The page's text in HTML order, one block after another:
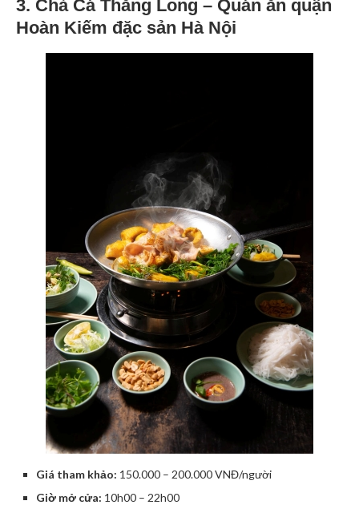
3. Chả Cá Thăng Long – Quán ăn quận
Hoàn Kiếm đặc sản Hà Nội
Giá tham khảo: 150.000 – 200.000 VNĐ/người
Giờ mở cửa: 10h00 – 22h00